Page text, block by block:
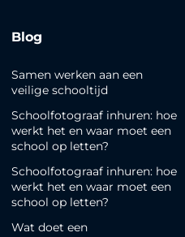
Blog
Samen werken aan een
veilige schooltijd
Schoolfotograaf inhuren: hoe
werkt het en waar moet een
school op letten?
Schoolfotograaf inhuren: hoe
werkt het en waar moet een
school op letten?
Wat doet een